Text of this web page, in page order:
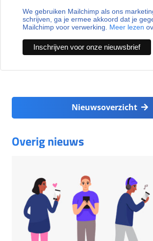
We gebruiken Mailchimp als ons
schrijven, ga je ermee akkoord dat je
Mailchimp voor verwerking. Meer lezen
Nieuwsoverzicht
Overig nieuws